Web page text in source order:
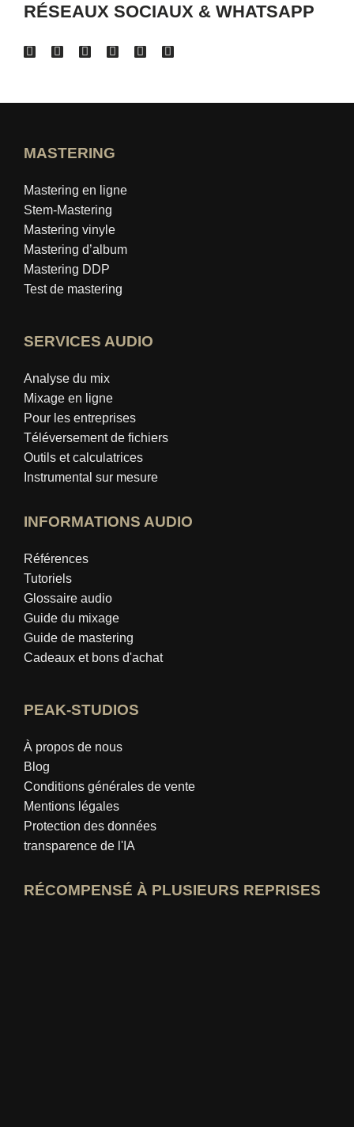
RÉSEAUX SOCIAUX & WHATSAPP
MASTERING
Mastering en ligne
Stem-Mastering
Mastering vinyle
Mastering d’album
Mastering DDP
Test de mastering
SERVICES AUDIO
Analyse du mix
Mixage en ligne
Pour les entreprises
Téléversement de fichiers
Outils et calculatrices
Instrumental sur mesure
INFORMATIONS AUDIO
Références
Tutoriels
Glossaire audio
Guide du mixage
Guide de mastering
Cadeaux et bons d'achat
PEAK-STUDIOS
À propos de nous
Blog
Conditions générales de vente
Mentions légales
Protection des données
transparence de l'IA
RÉCOMPENSÉ À PLUSIEURS REPRISES